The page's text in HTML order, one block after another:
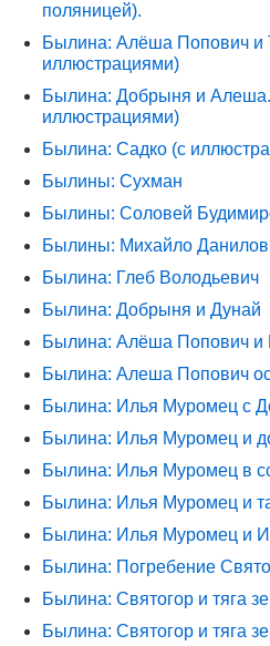
поляницей).
Былина: Алёша Попович и
иллюстрациями)
Былина: Добрыня и
иллюстрациями)
Былина: Садко (с
Былины: Сухман
Былины: Соловей
Былины: Михайло
Былина: Глеб Володьевич
Былина: Добрыня и Дунай
Былина: Алёша Попович и
Былина: Алеша Попович
Былина: Илья Муромец с
Былина: Илья Муромец и
Былина: Илья Муромец в
Былина: Илья Муромец и
Былина: Илья Муромец и
Былина: Погребение
Былина: Святогор и тяга
Былина: Святогор и тяга